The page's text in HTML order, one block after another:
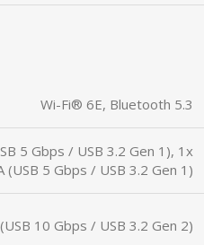
Wi-Fi® 6E, Bluetooth 5.3
5 Gbps / USB 3.2 Gen 1), 1x
(USB 5 Gbps / USB 3.2 Gen 1)
10 Gbps / USB 3.2 Gen 2)